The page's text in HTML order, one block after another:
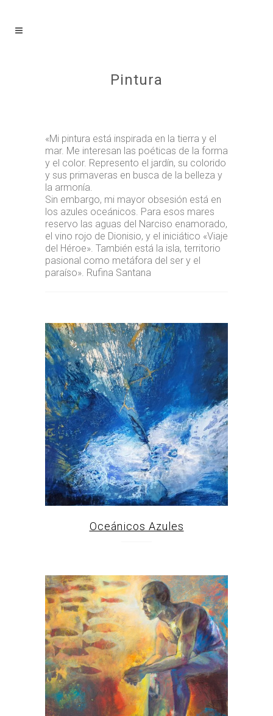
Pintura
«Mi pintura está inspirada en la tierra y el
mar. Me interesan las poéticas de la forma
y el color. Represento el jardín, su colorido
y sus primaveras en busca de la belleza y
la armonía.
Sin embargo, mi mayor obsesión está en
los azules oceánicos. Para esos mares
reservo las aguas del Narciso enamorado,
el vino rojo de Dionisio, y el iniciático «Viaje
del Héroe». También está la isla, territorio
pasional como metáfora del ser y el
paraíso». Rufina Santana
Oceánicos Azules